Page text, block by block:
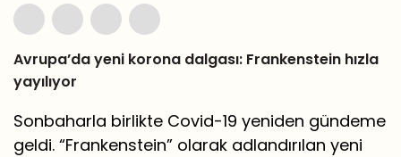
Avrupa’da yeni korona dalgası: Frankenstein hızla
yayılıyor
Sonbaharla birlikte Covid-19 yeniden gündeme
geldi. “Frankenstein” olarak adlandırılan yeni